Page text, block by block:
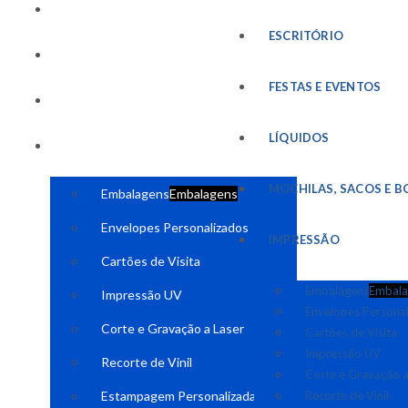
EmbalagensEmbalagens
Envelopes Personalizados
Cartões de Visita
Impressão UV
Corte e Gravação a Laser
Recorte de Vinil
Estampagem Personalizada
ESCRITÓRIO
FESTAS E EVENTOS
LÍQUIDOS
MOCHILAS, SACOS E
IMPRESSÃO
Embalagens
Envelopes
Cartões de Visita
Impressão UV
Corte e Gravação
Recorte de Vinil